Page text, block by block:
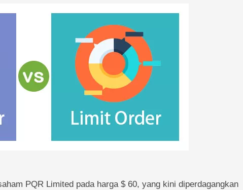
PQR Limited pada harga $ 60, yang kini diperdagangkan